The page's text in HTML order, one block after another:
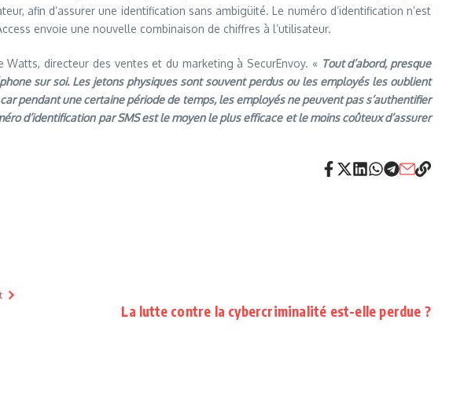
afin d’assurer une identification sans ambigüité. Le numéro d’identification n’est
envoie une nouvelle combinaison de chiffres à l’utilisateur.
Watts, directeur des ventes et du marketing à SecurEnvoy. « Tout d’abord, presque
sur soi. Les jetons physiques sont souvent perdus ou les employés les oublient
pendant une certaine période de temps, les employés ne peuvent pas s’authentifier
d’identification par SMS est le moyen le plus efficace et le moins coûteux d’assurer
La lutte contre la cybercriminalité est-elle perdue ?